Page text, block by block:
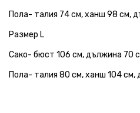
Пола- талия 74 см, ханш 98 см,
Размер L
Сако- бюст 106 см, дължина 70
Пола- талия 80 см, ханш 104 см,